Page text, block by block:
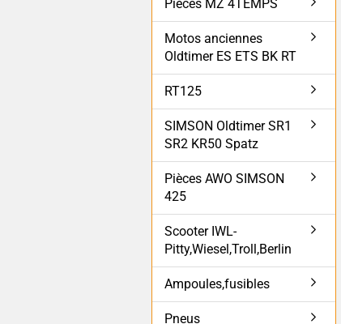
Pièces MZ 4TEMPS
Motos anciennes
Oldtimer ES ETS BK RT
RT125
SIMSON Oldtimer SR1
SR2 KR50 Spatz
Pièces AWO SIMSON
425
Scooter IWL-
Pitty,Wiesel,Troll,Berlin
Ampoules,fusibles
Pneus